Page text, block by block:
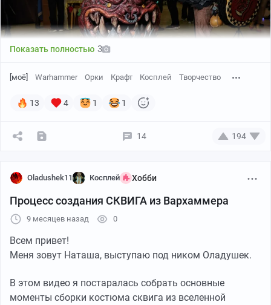
Показать полностью 3
[моё] Warhammer Орки Крафт Косплей Творчество
13 4 1 1
14 194
Oladushek11 Косплей Хобби
Процесс создания СКВИГА из Вархаммера
9 месяцев назад 0
Всем привет!
Меня зовут Наташа, выступаю под ником Оладушек.
В этом видео я постаралась собрать основные
моменты сборки костюма сквига из вселенной